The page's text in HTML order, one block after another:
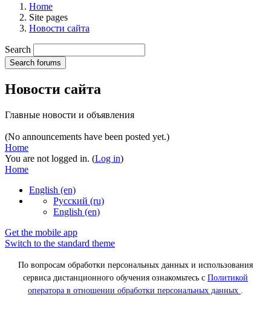
Home
Site pages
Новости сайта
Search
Search forums
Новости сайта
Главные новости и объявления
(No announcements have been posted yet.)
Home
You are not logged in. (Log in)
Home
English ‎(en)‎
Русский ‎(ru)‎
English ‎(en)‎
Get the mobile app
Switch to the standard theme
По вопросам обработки персональных данных и использования
сервиса дистанционного обучения ознакомьтесь с Политикой
оператора в отношении обработки персональных данных